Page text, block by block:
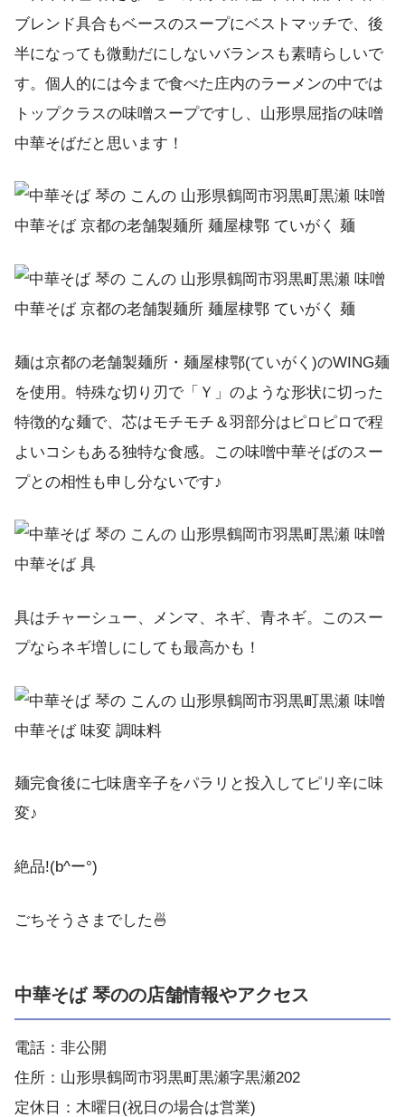
ブレンド具合もベースのスープにベストマッチで、後
半になっても微動だにしないバランスも素晴らしいで
す。個人的には今まで食べた庄内のラーメンの中では
トップクラスの味噌スープですし、山形県屈指の味噌
中華そばだと思います！
麺は京都の老舗製麺所・麺屋棣鄂(ていがく)のWING麺
を使用。特殊な切り刃で「Ｙ」のような形状に切った
特徴的な麺で、芯はモチモチ＆羽部分はピロピロで程
よいコシもある独特な食感。この味噌中華そばのスー
プとの相性も申し分ないです♪
具はチャーシュー、メンマ、ネギ、青ネギ。このスー
プならネギ増しにしても最高かも！
麺完食後に七味唐辛子をパラリと投入してピリ辛に味
変♪
絶品!(b^ー°)
ごちそうさまでした🍜
中華そば 琴のの店舗情報やアクセス
電話：非公開
住所：山形県鶴岡市羽黒町黒瀬字黒瀬202
定休日：木曜日(祝日の場合は営業)